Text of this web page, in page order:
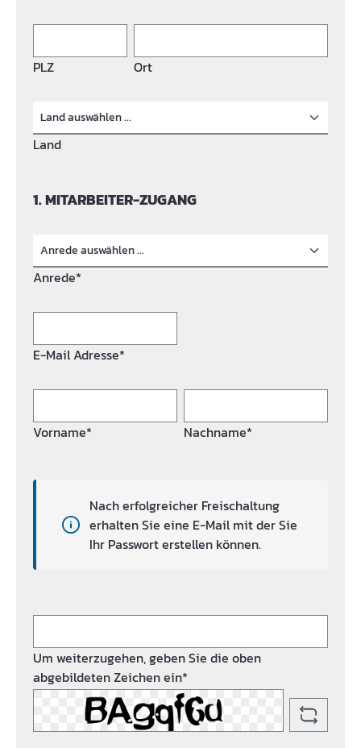
PLZ Ort
Land
1. MITARBEITER-ZUGANG
Anrede*
E-Mail Adresse*
Vorname* Nachname*
Nach erfolgreicher Freischaltung
erhalten Sie eine E-Mail mit der Sie
Ihr Passwort erstellen können.
Um weiterzugehen, geben Sie die oben
abgebildeten Zeichen ein*